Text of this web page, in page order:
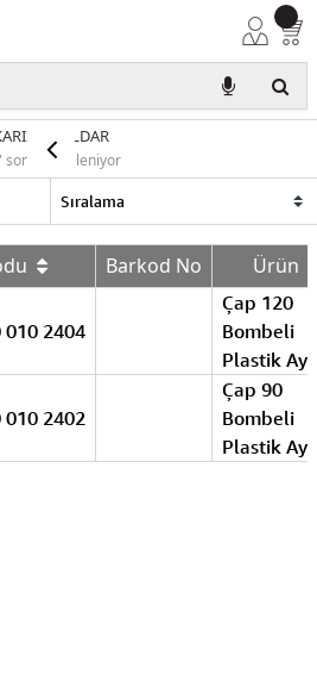
IŞILDAR
sonuç listeleniyor
Barkod No Ürün
010 2404
Çap 120
Bombeli
Plastik
010 2402
Çap 90
Bombeli
Plastik